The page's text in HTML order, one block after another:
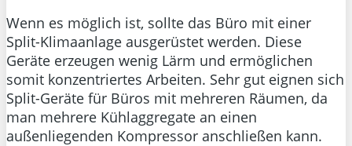
Wenn es möglich ist, sollte das Büro mit einer
Split-Klimaanlage ausgerüstet werden. Diese
Geräte erzeugen wenig Lärm und ermöglichen
somit konzentriertes Arbeiten. Sehr gut eignen sich
Split-Geräte für Büros mit mehreren Räumen, da
man mehrere Kühlaggregate an einen
außenliegenden Kompressor anschließen kann.